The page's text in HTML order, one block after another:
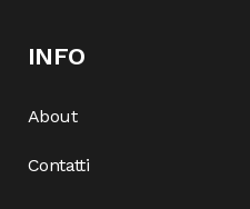
INFO
About
Contatti